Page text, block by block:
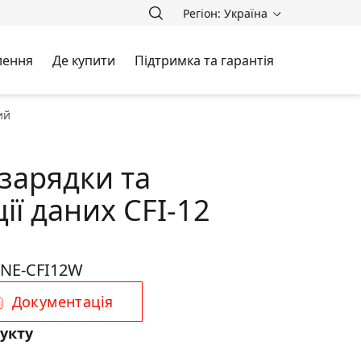
Регіон: Україна
Де купити Підтримка та гарантія
та
даних CFI-12
CFI12W
Документація